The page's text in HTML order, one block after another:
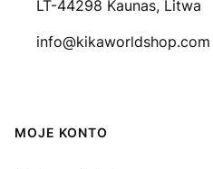
LT-44298 Kaunas, Litwa
info@kikaworldshop.com
Linki w stopce
MOJE KONTO